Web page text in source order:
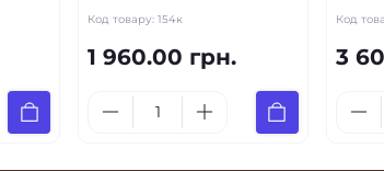
Код товару:154к
1 960.00 грн.
Код
3